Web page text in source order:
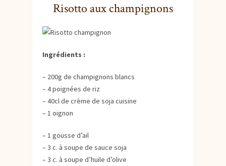
Risotto aux champignons
Ingrédients :
– 200g de champignons blancs
– 4 poignées de riz
– 40cl de crème de soja cuisine
– 1 oignon
– 1 gousse d’ail
– 3 c. à soupe de sauce soja
– 3 c. à soupe d’huile d’olive